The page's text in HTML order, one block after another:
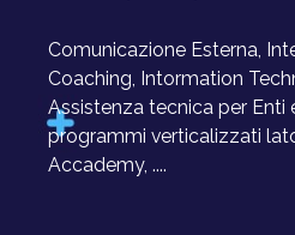
Comunicazione Esterna,
Coaching, Intormation
Assistenza tecnica per Enti
programmi verticalizzati
Accademy, ....